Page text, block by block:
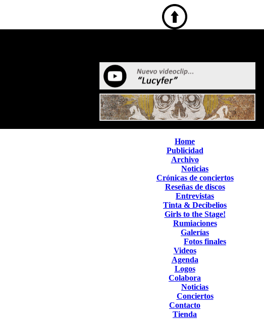
Home
Publicidad
Archivo
Noticias
Crónicas de conciertos
Reseñas de discos
Entrevistas
Tinta & Decibelios
Girls to the Stage!
Rumiaciones
Galerías
Fotos finales
Videos
Agenda
Logos
Colabora
Noticias
Conciertos
Contacto
Tienda